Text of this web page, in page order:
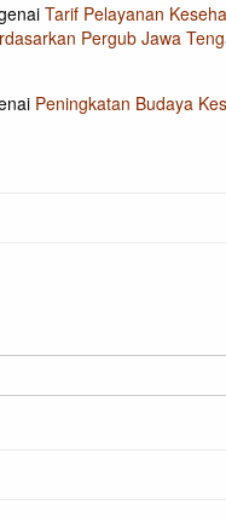
Tarif Pelayanan
Pergub Jawa
Peningkatan Budaya